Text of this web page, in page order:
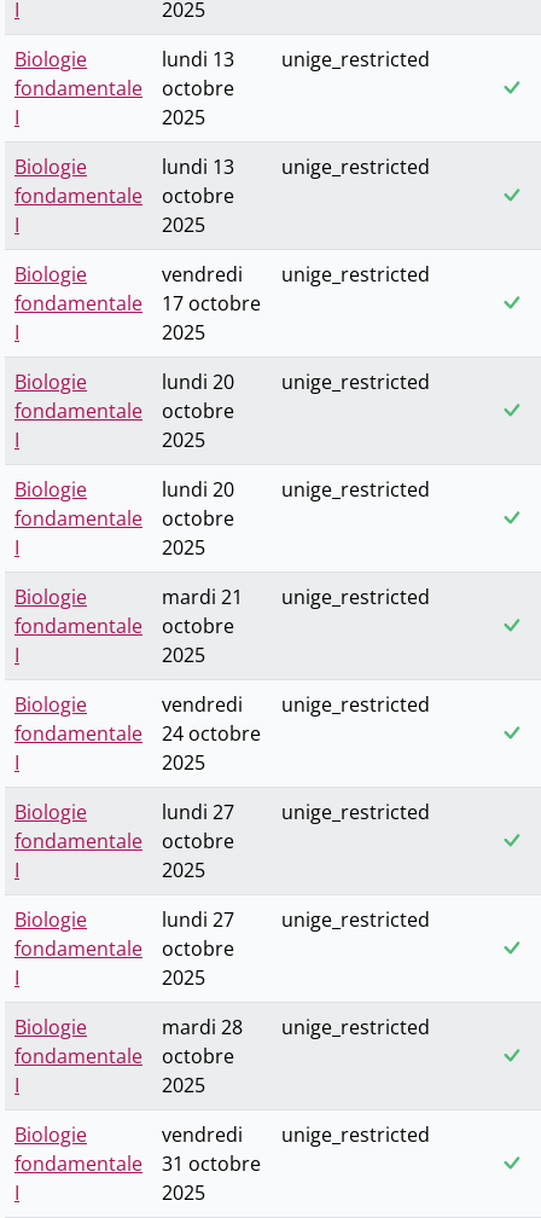
I
2025
Biologie
fondamentale
I
lundi 13
octobre
2025
unige_restricted
Biologie
fondamentale
I
lundi 13
octobre
2025
unige_restricted
Biologie
fondamentale
I
vendredi
17 octobre
2025
unige_restricted
Biologie
fondamentale
I
lundi 20
octobre
2025
unige_restricted
Biologie
fondamentale
I
lundi 20
octobre
2025
unige_restricted
Biologie
fondamentale
I
mardi 21
octobre
2025
unige_restricted
Biologie
fondamentale
I
vendredi
24 octobre
2025
unige_restricted
Biologie
fondamentale
I
lundi 27
octobre
2025
unige_restricted
Biologie
fondamentale
I
lundi 27
octobre
2025
unige_restricted
Biologie
fondamentale
I
mardi 28
octobre
2025
unige_restricted
Biologie
fondamentale
I
vendredi
31 octobre
2025
unige_restricted